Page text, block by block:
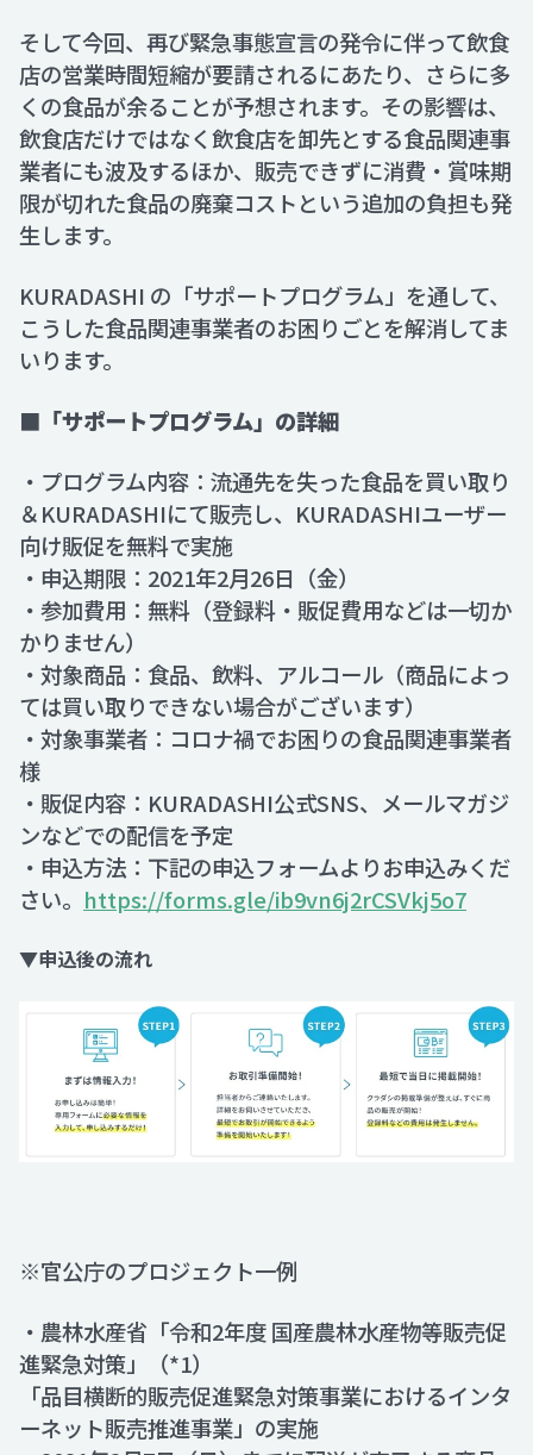
そして今回、再び緊急事態宣言の発令に伴って飲食
店の営業時間短縮が要請されるにあたり、さらに多
くの食品が余ることが予想されます。その影響は、
飲食店だけではなく飲食店を卸先とする食品関連事
業者にも波及するほか、販売できずに消費・賞味期
限が切れた食品の廃棄コストという追加の負担も発
生します。
KURADASHI の「サポートプログラム」を通して、
こうした食品関連事業者のお困りごとを解消してま
いります。
■「サポートプログラム」の詳細
・プログラム内容：流通先を失った食品を買い取り
＆KURADASHIにて販売し、KURADASHIユーザー
向け販促を無料で実施
・申込期限：2021年2月26日（金）
・参加費用：無料（登録料・販促費用などは一切か
かりません）
・対象商品：食品、飲料、アルコール（商品によっ
ては買い取りできない場合がございます）
・対象事業者：コロナ禍でお困りの食品関連事業者
様
・販促内容：KURADASHI公式SNS、メールマガジ
ンなどでの配信を予定
・申込方法：下記の申込フォームよりお申込みくだ
さい。 https://forms.gle/ib9vn6j2rCSVkj5o7
▼申込後の流れ
※官公庁のプロジェクト一例
・農林水産省「令和2年度 国産農林水産物等販売促
進緊急対策」（*1）
「品目横断的販売促進緊急対策事業におけるインタ
ーネット販売推進事業」の実施